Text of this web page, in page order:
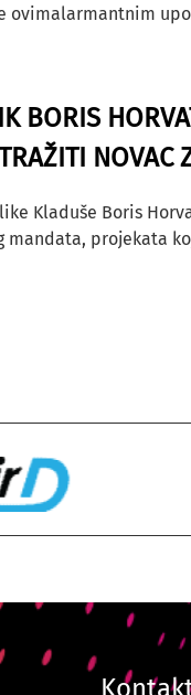
ovimalarmantnim
BORIS
NOVAC
Kladuše Boris
mandata, projekata